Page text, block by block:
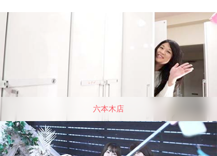
六本木店